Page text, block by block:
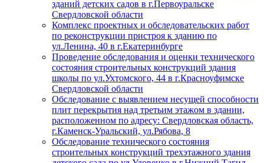
зданий детских садов в г.Первоуральске
Свердловской области
Комплекс проектных и обследовательских работ
по реконструкции пристроя к зданию по
ул.Ленина, 40 в г.Екатеринбурге
Проведение обследования и оценки технического
состояния строительных конструкций здания
школы по ул.Ухтомского, 44 в г.Красноуфимске
Свердловской области
Обследование с выявлением несущей способности
плит перекрытия над третьим этажом в здании,
расположенном по адресу: Свердловская область,
г.Каменск-Уральский, ул.Рябова, 8
Обследование технического состояния
строительных конструкций трехэтажного здания